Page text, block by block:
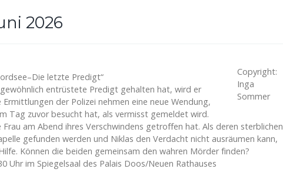
2026
Copyright:
Inga
Sommer
letzte Predigt“
entrüstete Predigt gehalten hat, wird er
der Polizei nehmen eine neue Wendung,
Tag zuvor besucht hat, als vermisst gemeldet wird.
am Abend ihres Verschwindens getroffen hat. Als deren sterblichen
gefunden werden und Niklas den Verdacht nicht ausräumen kann,
Können die beiden gemeinsam den wahren Mörder finden?
Uhr im Spiegelsaal des Palais Doos/Neuen Rathauses